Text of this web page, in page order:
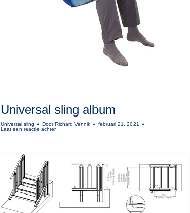
Universal sling album
Universal sling Door Richard Vennik
februari 21, 2021
Laat een reactie achter